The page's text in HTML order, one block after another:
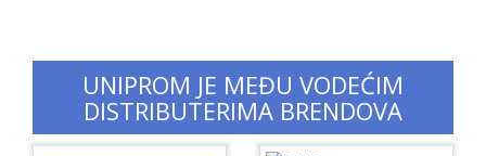
UNIPROM JE MEĐU VODEĆIM
DISTRIBUTERIMA BRENDOVA